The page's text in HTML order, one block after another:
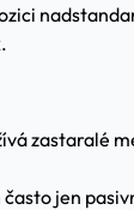
zastaralé
jen